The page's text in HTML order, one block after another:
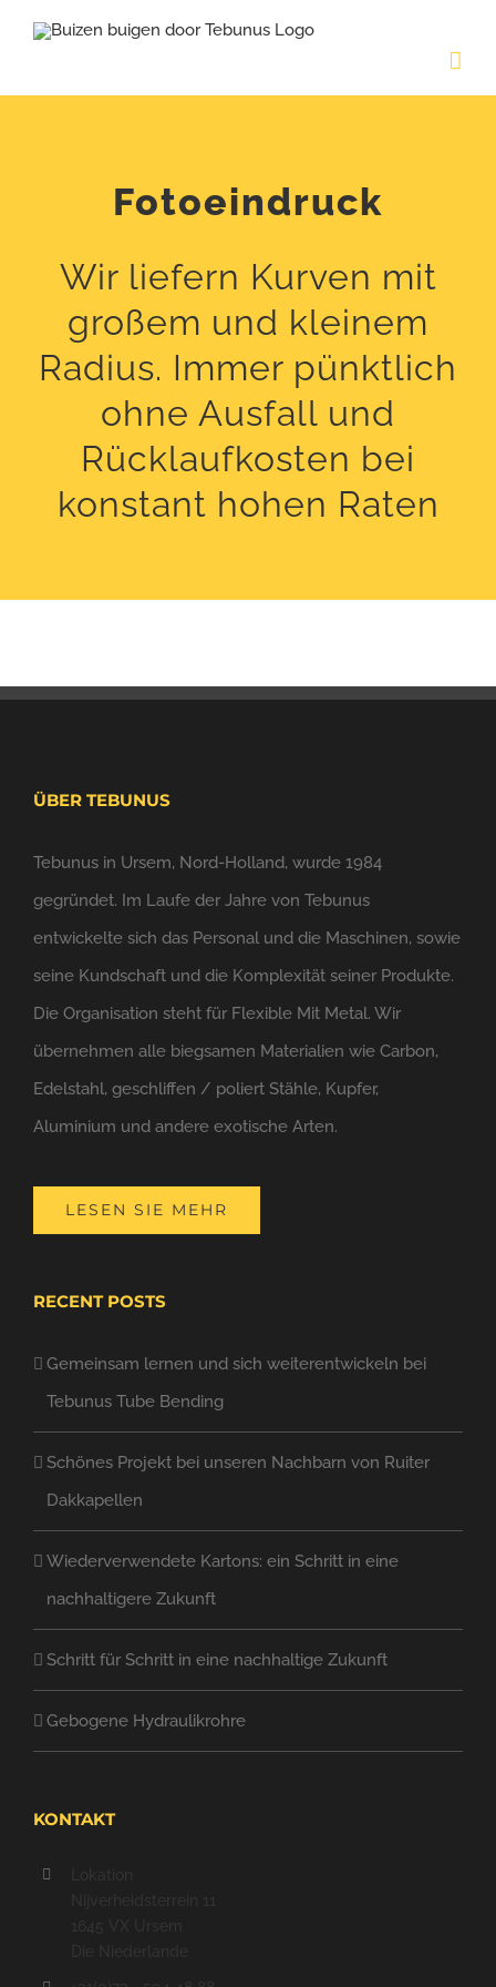
content
Fotoeindruck
Wir liefern Kurven mit
großem und kleinem
Radius. Immer pünktlich
ohne Ausfall und
Rücklaufkosten bei
konstant hohen Raten
ÜBER TEBUNUS
Tebunus in Ursem, Nord-Holland, wurde 1984
gegründet. Im Laufe der Jahre von Tebunus
entwickelte sich das Personal und die Maschinen, sowie
seine Kundschaft und die Komplexität seiner Produkte.
Die Organisation steht für Flexible Mit Metal. Wir
übernehmen alle biegsamen Materialien wie Carbon,
Edelstahl, geschliffen / poliert Stähle, Kupfer,
Aluminium und andere exotische Arten.
LESEN SIE MEHR
RECENT POSTS
Gemeinsam lernen und sich weiterentwickeln bei
Tebunus Tube Bending
Schönes Projekt bei unseren Nachbarn von Ruiter
Dakkapellen
Wiederverwendete Kartons: ein Schritt in eine
nachhaltigere Zukunft
Schritt für Schritt in eine nachhaltige Zukunft
Gebogene Hydraulikrohre
KONTAKT